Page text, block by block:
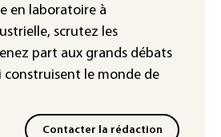
3,4 milliards
future constellation
en laboratoire à
scrutez les
part aux grands débats
construisent le monde de
Contacter la rédaction